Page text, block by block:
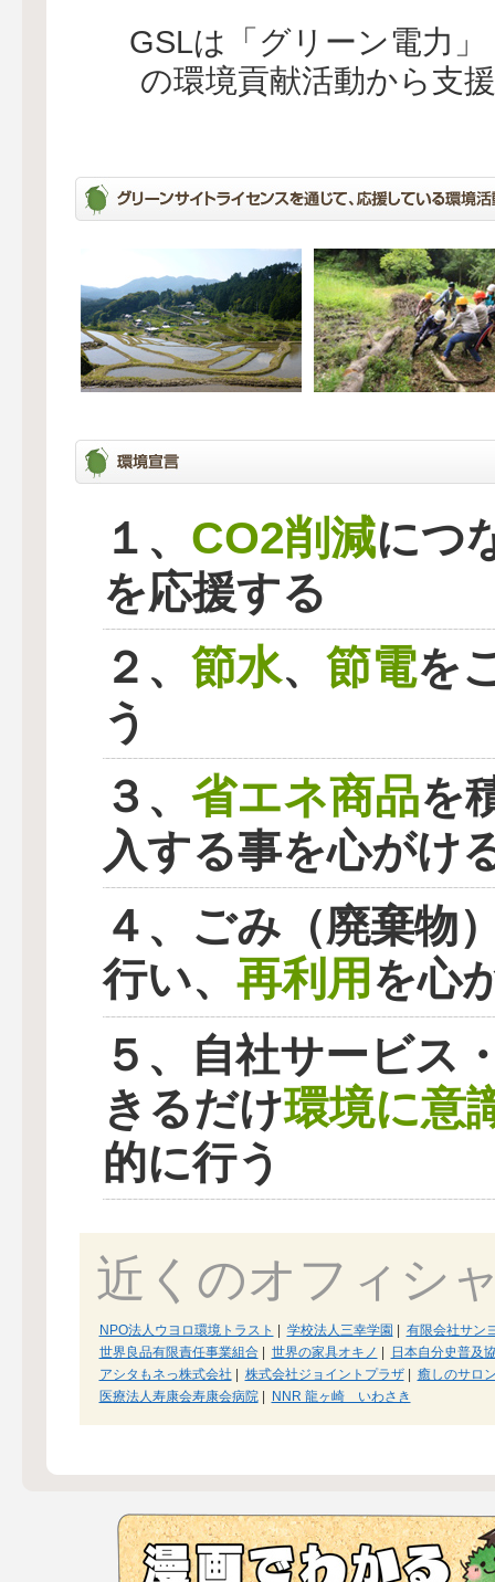
GSLは「グリーン電力
の環境貢献活動から支
１、 CO2削減につ
を応援する
２、 節水、 節電を
う
３、 省エネ商品を
入する事を心がけ
４、ごみ（廃棄物
行い、 再利用を心
５、自社サービス
きるだけ環境に意
的に行う
近くのオフィシ
NPO法人ウヨロ環境トラスト 学校法人三幸学園
有限会社サン
世界良品有限責任事業組合| 世界の家具オキノ
日本自分史普及
アシタもネっ株式会社
株式会社ジョイントプラザ|
癒しのサロ
医療法人寿康会寿康会病院| NNR 龍ヶ崎 いわさき